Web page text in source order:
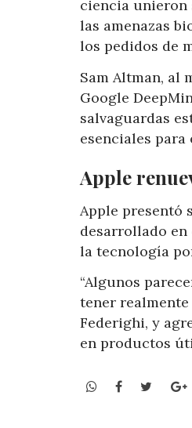
ciencia unieron
las amenazas
los pedidos de
Sam Altman, al
Google
salvaguardas
esenciales
Apple
Apple presentó
desarrollado
la tecnología
“Algunos
tener
Federighi, y
en productos
WhatsApp
Facebook
Twitter